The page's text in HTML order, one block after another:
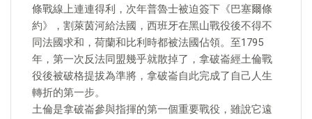
條戰線上連連得利，次年普魯士被迫簽下《巴塞爾條
約》，割萊茵河給法國，西班牙在黑山戰役後不得不
同法國求和，荷蘭和比利時都被法國佔領。至1795
年，第一次反法同盟幾乎就散掉了，拿破崙經土倫戰
役後被破格提拔為準將，拿破崙自此完成了自己人生
轉折的第一步。
土倫是拿破崙參與指揮的第一個重要戰役，雖說它遠